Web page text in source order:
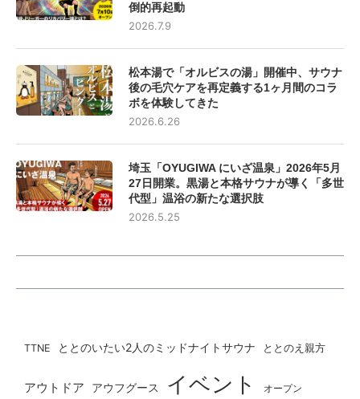
倒的再起動
2026.7.9
松本湯で「オルビスの湯」開催中、サウナ
後の毛穴ケアを再定義する1ヶ月間のコラ
ボを体験してきた
2026.6.26
埼玉「OYUGIWA にいざ温泉」2026年5月
27日開業。黒湯と本格サウナが導く「多世
代型」温浴の新たな選択肢
2026.5.25
TTNE ととのいたい2人のミッドナイトサウナ ととのえ親方
アウトドア アウフグース イベント オープン